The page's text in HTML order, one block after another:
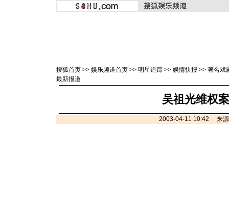
搜狐首页 >> 娱乐频道首页 >> 明星追踪 >> 娱情快报 >> 著名戏
最新报道
吴祖光维权
2003-04-11 10:42 来源